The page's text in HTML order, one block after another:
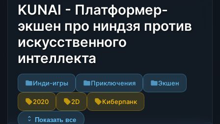
KUNAI - Платформер-
экшен про ниндзя против
искусственного
интеллекта
Инди-игры Приключения Экшен
2020 2D Киберпанк
Показать все